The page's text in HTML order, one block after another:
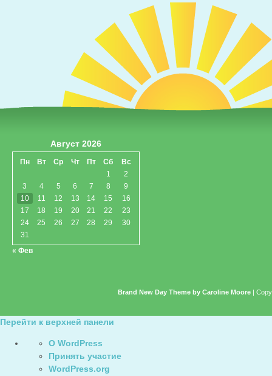
Август 2026
Пн Вт Ср Чт Пт Сб
Вс
1
2
3
4 5 6 7 8
9
10
11 12 13 14 15
16
17
18 19 20 21 22
23
24
25 26 27 28 29
30
31
« Фев
Brand New Day Theme by Caroline Moore |
Перейти к верхней панели
WordPress
О WordPress
Принять участие
WordPress.org